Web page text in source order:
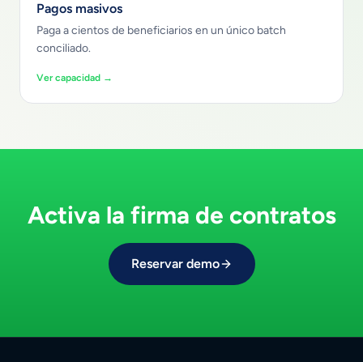
Pagos masivos
Paga a cientos de beneficiarios en un único batch
conciliado.
Ver capacidad →
Activa la firma de contratos
Reservar demo